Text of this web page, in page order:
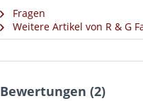
Fragen
Weitere Artikel von R & G
Bewertungen (2)